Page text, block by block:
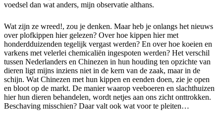
voedsel dan wat anders, mijn observatie althans.
Wat zijn ze wreed!, zou je denken. Maar heb je onlangs het nieuws
over plofkippen hier gelezen? Over hoe kippen hier met
honderdduizenden tegelijk vergast werden? En over hoe koeien en
varkens met velerlei chemicaliën ingespoten werden? Het verschil
tussen Nederlanders en Chinezen in hun houding ten opzichte van
dieren ligt mijns inziens niet in de kern van de zaak, maar in de
schijn. Wat Chinezen met hun kippen en eenden doen, zie je open
en bloot op de markt. De manier waarop veeboeren en slachthuizen
hier hun dieren behandelen, wordt netjes aan ons zicht onttrokken.
Beschaving misschien? Daar valt ook wat voor te pleiten…